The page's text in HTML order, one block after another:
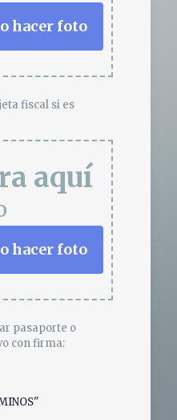
hacer foto
fiscal si es
aquí
hacer foto
pasaporte o
con firma: